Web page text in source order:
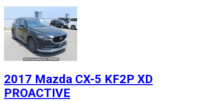
2017 Mazda CX-5 KF2P XD
PROACTIVE